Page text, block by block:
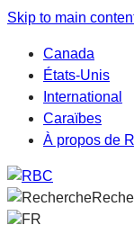
Skip to main
Canada
États-Unis
International
Caraïbes
À propos de
FR